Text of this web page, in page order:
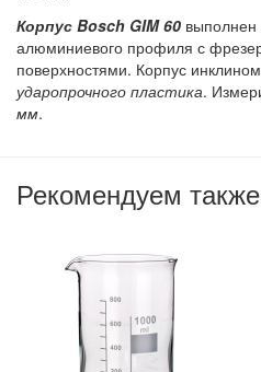
Корпус Bosch GIM 60 выполнен
алюминиевого профиля с
поверхностями. Корпус
ударопрочного пластика.
мм.
Рекомендуем также